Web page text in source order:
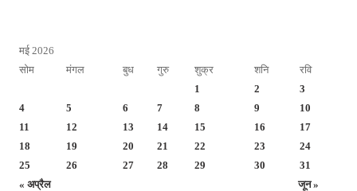
मई 2026
सोम
मंगल बुध गुरु शुक्र शनि रवि
« अप्रैल जून »
1 2
3
4
5 6 7 8 9
10
11
12 13 14 15 16
17
18
19 20 21 22 23
24
25
26 27 28 29 30 31